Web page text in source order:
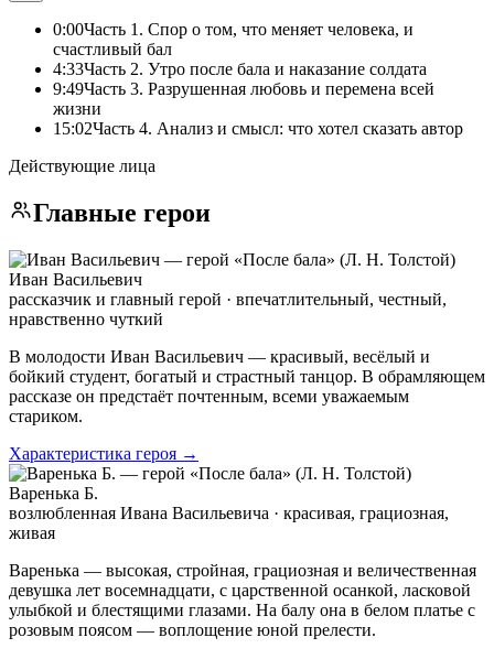
0:00Часть 1. Спор о том, что меняет человека, и
счастливый бал
4:33Часть 2. Утро после бала и наказание солдата
9:49Часть 3. Разрушенная любовь и перемена всей
жизни
15:02Часть 4. Анализ и смысл: что хотел сказать автор
Действующие лица
Главные герои
Иван Васильевич
рассказчик и главный герой · впечатлительный, честный,
нравственно чуткий
В молодости Иван Васильевич — красивый, весёлый и
бойкий студент, богатый и страстный танцор. В обрамляющем
рассказе он предстаёт почтенным, всеми уважаемым
стариком.
Характеристика героя →
Варенька Б.
возлюбленная Ивана Васильевича · красивая, грациозная,
живая
Варенька — высокая, стройная, грациозная и величественная
девушка лет восемнадцати, с царственной осанкой, ласковой
улыбкой и блестящими глазами. На балу она в белом платье с
розовым поясом — воплощение юной прелести.